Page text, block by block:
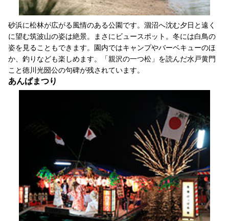
砂浜に松林が広がる風情のある公園です。涸沼へ沈む夕日と遠く
に望む筑波山の姿は絶景。まさにビュースポット。冬には白鳥の
姿を見ることもできます。園内ではキャンプやバーベキューのほ
か、釣りなども楽しめます。「親沢の一つ松」を読んだ水戸黄門
こと徳川光圀公の句碑が残されています。
あんばまつり